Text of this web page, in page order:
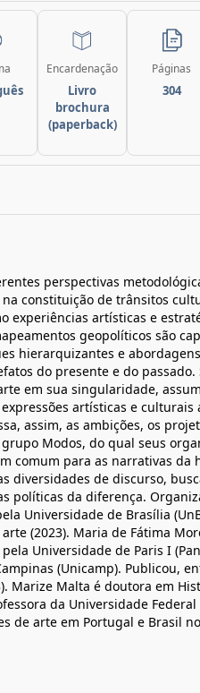
Encardenação
Livro
brochura
(paperback)
Páginas
304
perspectivas
constituição de trânsitos
experiências artísticas e
geopolíticos são
hierarquizantes e
do presente e do passado.
em sua singularidade,
artísticas e
assim, as ambições, os
Modos, do qual seus
comum para as narrativas da
diversidades de discurso,
políticas da diferença.
Universidade de Brasília
(2023). Maria de Fátima
Universidade de Paris I
(Unicamp). Publicou,
Marize Malta é doutora em
da Universidade Federal
de arte em Portugal e Brasil